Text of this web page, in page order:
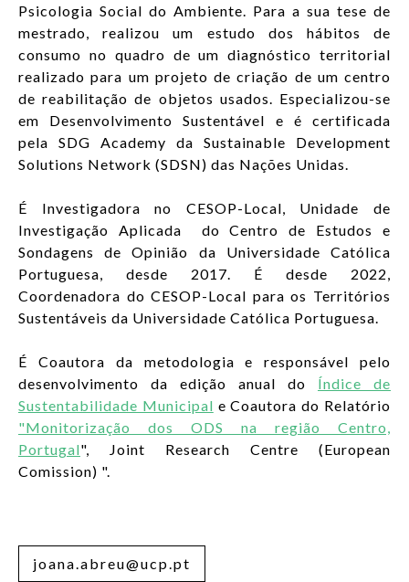
Psicologia Social do Ambiente. Para a sua tese de
mestrado, realizou um estudo dos hábitos de
consumo no quadro de um diagnóstico territorial
realizado para um projeto de criação de um centro
de reabilitação de objetos usados. Especializou-se
em Desenvolvimento Sustentável e é certificada
pela SDG Academy da Sustainable Development
Solutions Network (SDSN) das Nações Unidas.
É Investigadora no CESOP-Local, Unidade de
Investigação Aplicada do Centro de Estudos e
Sondagens de Opinião da Universidade Católica
Portuguesa, desde 2017. É desde 2022,
Coordenadora do CESOP-Local para os Territórios
Sustentáveis da Universidade Católica Portuguesa.
É Coautora da metodologia e responsável pelo
desenvolvimento da edição anual do Índice de
Sustentabilidade Municipal e Coautora do Relatório
"Monitorização dos ODS na região Centro,
Portugal", Joint Research Centre (European
Comission) ".
joana.abreu@ucp.pt